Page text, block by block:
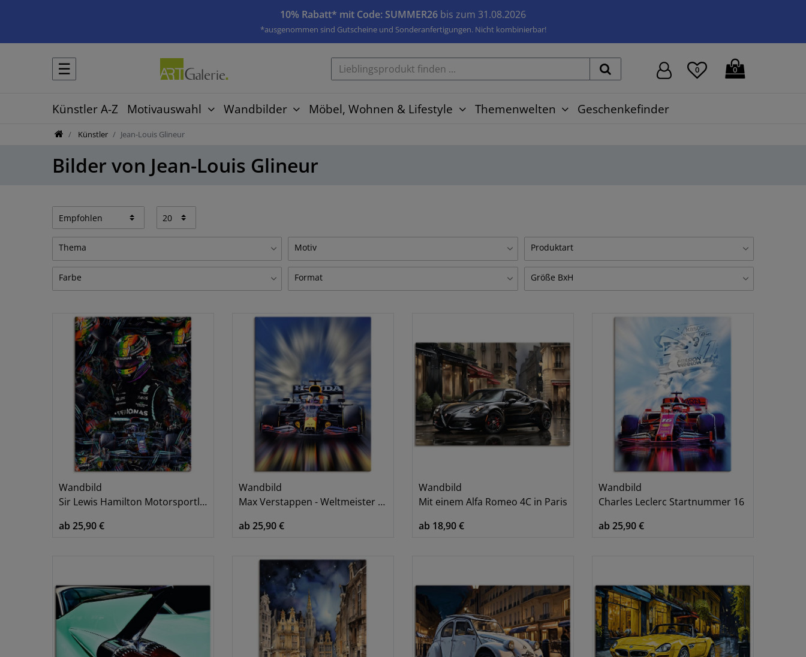
10% Rabatt* mit Code: SUMMER26 bis zum 31.08.2026
*ausgenommen sind Gutscheine und Sonderanfertigungen. Nicht kombinierbar!
☰ 0 0
Künstler A-Z Motivauswahl Wandbilder Möbel, Wohnen & Lifestyle Themenwelten Geschenkefinder
Künstler Jean-Louis Glineur
Bilder von Jean-Louis Glineur
Thema
Essen, Trinken & Genuss
1
Fahrzeuge 43
Film & TV
Landschaften
Menschen
Romantik & Erotik 3
Sport 12
Tiere 7
Motiv
Auto
41
Bär 1
Europa
Frau 6
Funsport 12
Italien 1
Klassische Fantasie 2
Küsten 1
Mann
Mode
Produktart
Alubild
67
Glasbild 21
Wandfolie, selbstklebend
Farbe
Blau Bordeauxrot
Bunt Creme
Grün Lila
Schwarz Sepia
Format
Querformat
Größe BxH
30x40 cm
30x60 cm
40x20 cm
40x30 cm
40x60 cm
60x90 cm 13
70x100 cm 1
75x150 cm 4
80x60 cm 5
Wandbild
Sir Lewis Hamilton Motorsportlegende
ab 25,90 €
Wandbild
Max Verstappen - Weltmeister der Formel1
ab 25,90 €
Wandbild
Mit einem Alfa Romeo 4C in Paris
ab 18,90 €
Wandbild
Charles Leclerc Startnummer 16
ab 25,90 €